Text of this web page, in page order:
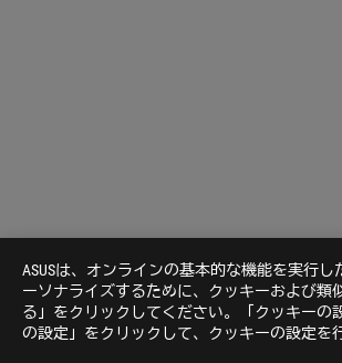
ASUSは、オンラインの基本的な機能を実行
ーソナライズするために、クッキーおよび
る」をクリックしてください。「クッキーの
の設定」をクリックして、クッキーの設定を